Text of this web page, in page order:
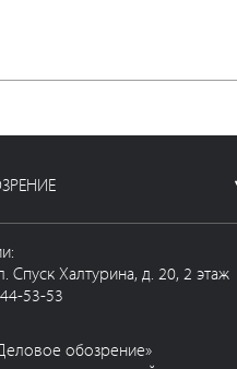
Спуск Халтурина, д. 20, 2 этаж
53-53
обозрение»